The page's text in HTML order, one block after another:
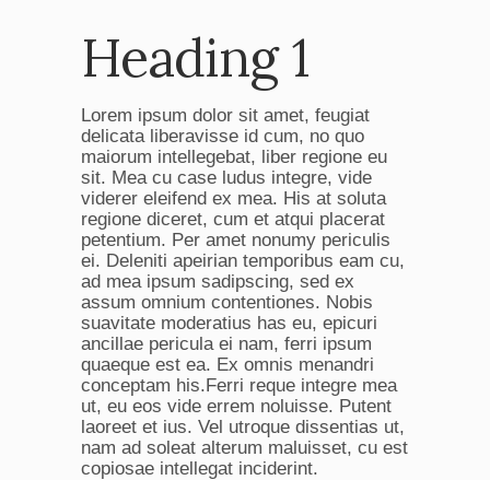
Heading 1
Lorem ipsum dolor sit amet, feugiat
delicata liberavisse id cum, no quo
maiorum intellegebat, liber regione eu
sit. Mea cu case ludus integre, vide
viderer eleifend ex mea. His at soluta
regione diceret, cum et atqui placerat
petentium. Per amet nonumy periculis
ei. Deleniti apeirian temporibus eam cu,
ad mea ipsum sadipscing, sed ex
assum omnium contentiones. Nobis
suavitate moderatius has eu, epicuri
ancillae pericula ei nam, ferri ipsum
quaeque est ea. Ex omnis menandri
conceptam his.Ferri reque integre mea
ut, eu eos vide errem noluisse. Putent
laoreet et ius. Vel utroque dissentias ut,
nam ad soleat alterum maluisset, cu est
copiosae intellegat inciderint.